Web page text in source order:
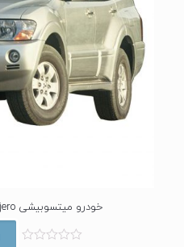
خودرو میتسوبیشی Pajero اتوماتیک سال 2004